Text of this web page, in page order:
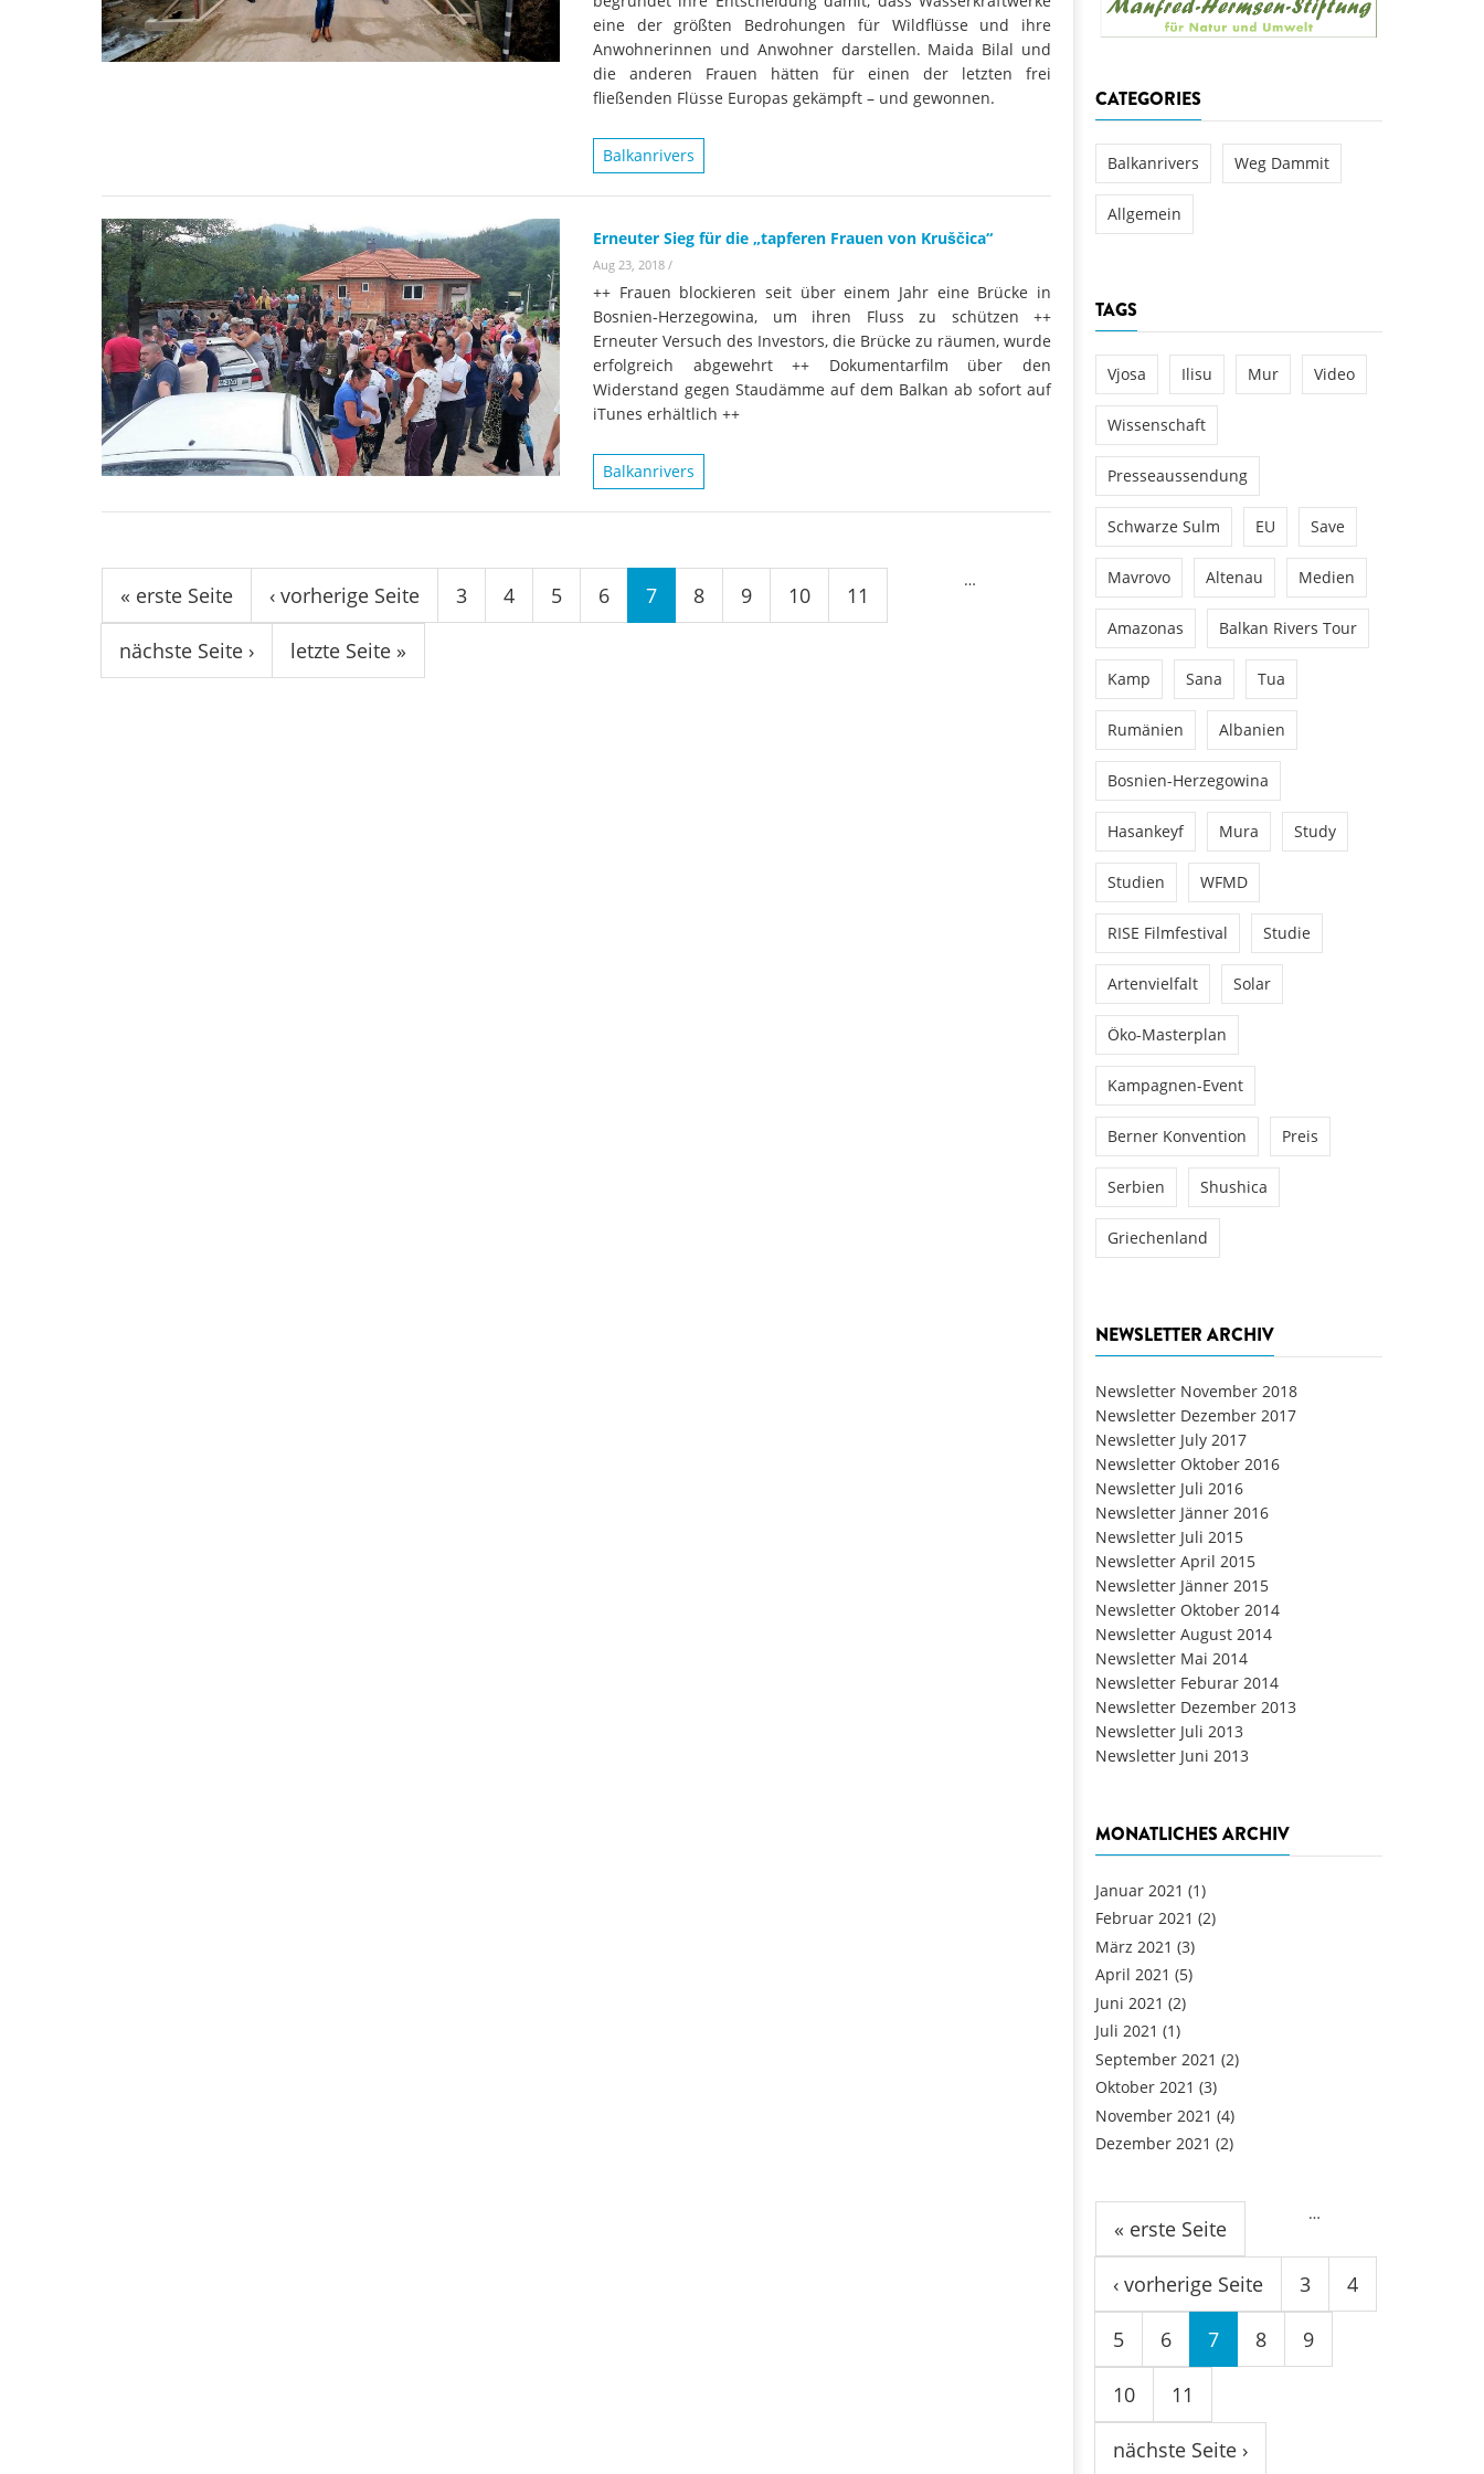
Wissenschaftler:innen legen
die Grundlage für Europas
nächsten Wildfluss-
Nationalpark
Wasserkraftwerks Ulog verursacht
Studien
Fotos
Videos
Erfolg für den Kamp: Aus für
eine der größten Bedrohungen für Wildflüsse und ihre
Anwohnerinnen und Anwohner darstellen. Maida Bilal und
die anderen Frauen hätten für einen der letzten frei
fließenden Flüsse Europas gekämpft – und gewonnen.
Balkanrivers
Erneuter Sieg für die „tapferen Frauen von Kruščica“
Aug 23, 2018 /
++ Frauen blockieren seit über einem Jahr eine Brücke in
Bosnien-Herzegowina, um ihren Fluss zu schützen ++
Erneuter Versuch des Investors, die Brücke zu räumen, wurde
erfolgreich abgewehrt ++ Dokumentarfilm über den
Widerstand gegen Staudämme auf dem Balkan ab sofort auf
iTunes erhältlich ++
Balkanrivers
Seiten
« erste Seite ‹ vorherige Seite
…
3 4 5 6 7 8 9 10 11
nächste Seite › letzte Seite »
CATEGORIES
Balkanrivers Weg Dammit
Allgemein
TAGS
Vjosa Ilisu Mur Video
Wissenschaft
Presseaussendung
Schwarze Sulm EU Save
Mavrovo Altenau Medien
Amazonas Balkan Rivers Tour
Kamp Sana Tua
Rumänien Albanien
Bosnien-Herzegowina
Hasankeyf Mura Study
Studien WFMD
RISE Filmfestival Studie
Artenvielfalt Solar
Öko-Masterplan
Kampagnen-Event
Berner Konvention Preis
Serbien Shushica
Griechenland
NEWSLETTER ARCHIV
Newsletter November 2018
Newsletter Dezember 2017
Newsletter July 2017
Newsletter Oktober 2016
Newsletter Juli 2016
Newsletter Jänner 2016
Newsletter Juli 2015
Newsletter April 2015
Newsletter Jänner 2015
Newsletter Oktober 2014
Newsletter August 2014
Newsletter Mai 2014
Newsletter Feburar 2014
Newsletter Dezember 2013
Newsletter Juli 2013
Newsletter Juni 2013
MONATLICHES ARCHIV
Januar 2021 (1)
Februar 2021 (2)
März 2021 (3)
April 2021 (5)
Juni 2021 (2)
Juli 2021 (1)
September 2021 (2)
Oktober 2021 (3)
November 2021 (4)
Dezember 2021 (2)
Seiten
« erste Seite
‹ vorherige Seite
…
3 4
5 6 7 8 9
10 11
nächste Seite ›